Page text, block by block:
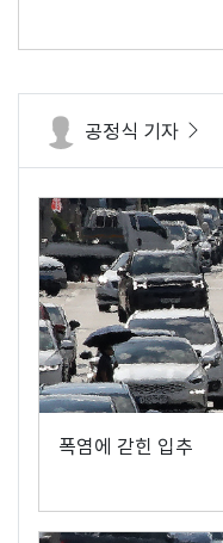
공정식 기자
폭염에 갇힌 입추